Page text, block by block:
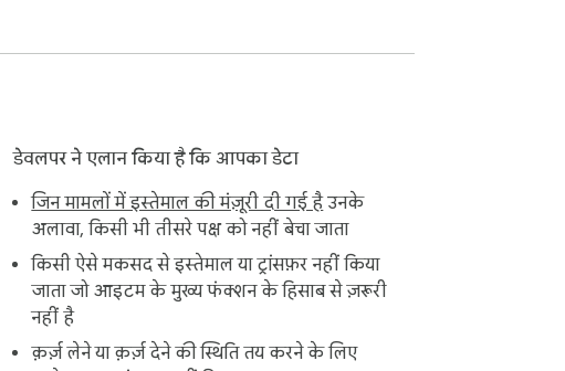
डेवलपर ने एलान किया है कि आपका डेटा
जिन मामलों में इस्तेमाल की मंज़ूरी दी गई हैउनके
अलावा, किसी भी तीसरे पक्ष को नहीं बेचा जाता
किसी ऐसे मकसद से इस्तेमाल या ट्रांसफ़र नहीं किया
जाता जो आइटम के मुख्य फंक्शन के हिसाब से ज़रूरी
नहीं है
क़र्ज़ लेने या क़र्ज़ देने की स्थिति तय करने के लिए